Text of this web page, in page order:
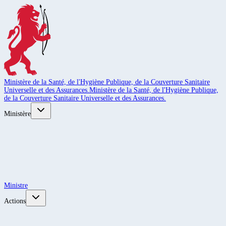
Ministère de la Santé, de l'Hygiène Publique, de la Couverture Sanitaire
Universelle et des Assurances.Ministère de la Santé, de l'Hygiène Publique,
de la Couverture Sanitaire Universelle et des Assurances.
Ministère
Ministre
Actions